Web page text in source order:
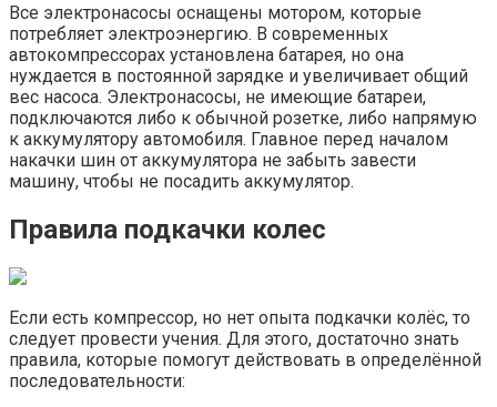
Все электронасосы оснащены мотором, которые
потребляет электроэнергию. В современных
автокомпрессорах установлена батарея, но она
нуждается в постоянной зарядке и увеличивает общий
вес насоса. Электронасосы, не имеющие батареи,
подключаются либо к обычной розетке, либо напрямую
к аккумулятору автомобиля. Главное перед началом
накачки шин от аккумулятора не забыть завести
машину, чтобы не посадить аккумулятор.
Правила подкачки колес
Если есть компрессор, но нет опыта подкачки колёс, то
следует провести учения. Для этого, достаточно знать
правила, которые помогут действовать в определённой
последовательности: